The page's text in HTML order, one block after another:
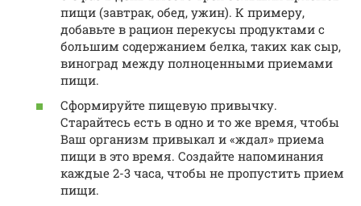
пищи (завтрак, обед, ужин). К примеру,
добавьте в рацион перекусы продуктами с
большим содержанием белка, таких как сыр,
виноград между полноценными приемами
пищи.
Сформируйте пищевую привычку.
Старайтесь есть в одно и то же время, чтобы
Ваш организм привыкал и «ждал» приема
пищи в это время. Создайте напоминания
каждые 2-3 часа, чтобы не пропустить прием
пищи.